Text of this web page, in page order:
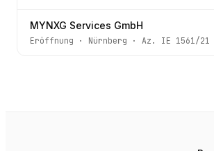
MYNXG Services GmbH
Eröffnung · Nürnberg · Az. IE 1561/21